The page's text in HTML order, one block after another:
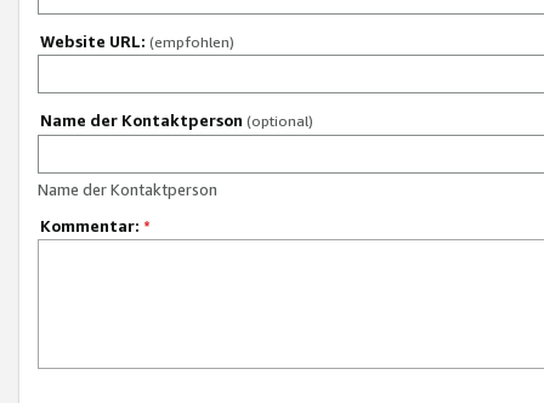
Website URL: (empfohlen)
Name der Kontaktperson (optional)
Name der Kontaktperson
Kommentar: *